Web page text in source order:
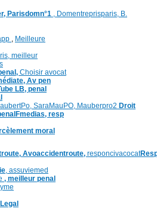
Parisdomn°1 Domentreprisparis, B.
Meilleure
meilleur
Choisir avocat
Av pen
LB, penal
SaraMauPO, Mauberpro2 Droit
resp
moral
Avoaccidentroute, responcivacocat
assuviemed
, meilleur penal
Legal